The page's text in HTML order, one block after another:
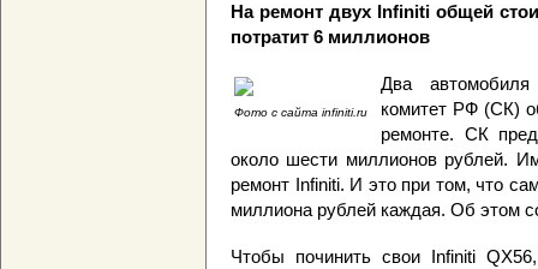
На ремонт двух Infiniti общей
потратит 6 миллионов
Фото с сайта infiniti.ru
Два
комитет РФ (СК)
ремонте. СК
около шести миллионов рублей.
ремонт Infiniti. И это при том, что
миллиона рублей каждая. Об этом
Чтобы починить свои Infiniti